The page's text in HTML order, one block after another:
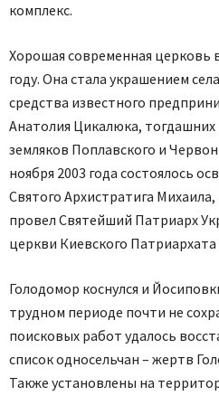
комплекс.
Хорошая современная церковь
году. Она стала украшением
средства известного
Анатолия Цикалюка,
земляков Поплавского и
ноября 2003 года состоялось
Святого Архистратига
провел Святейший Патриарх
церкви Киевского
Голодомор коснулся и
трудном периоде почти не
поисковых работ удалось
список односельчан – жертв
Также установлены на